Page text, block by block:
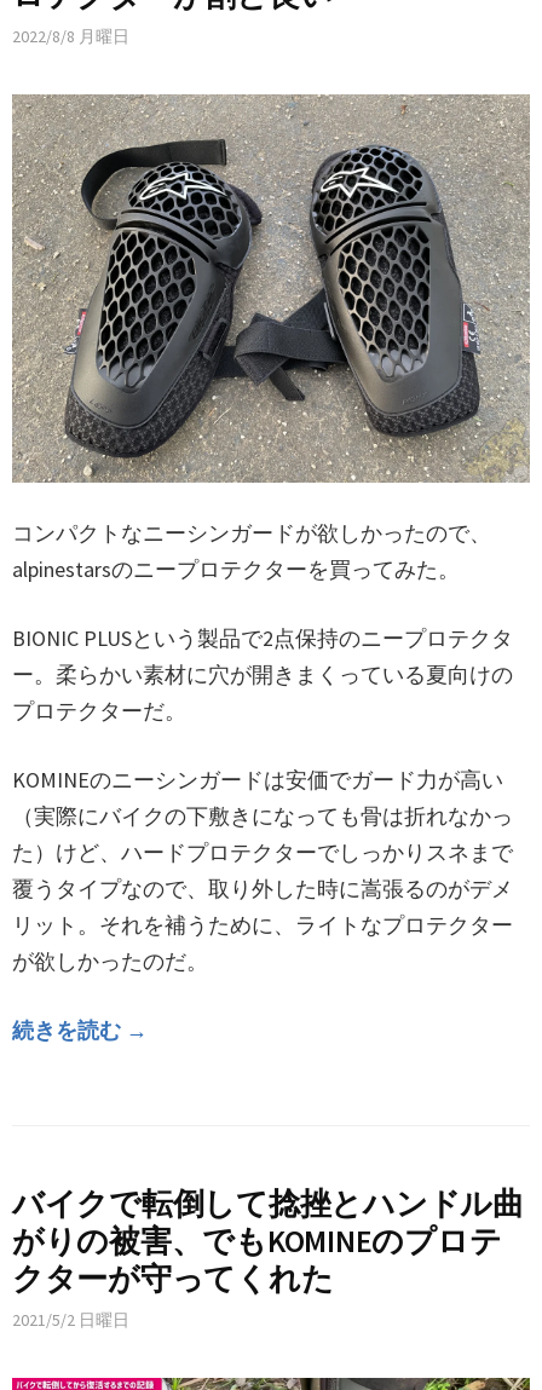
2022/8/8 月曜日
コンパクトなニーシンガードが欲しかったので、
alpinestarsのニープロテクターを買ってみた。
BIONIC PLUSという製品で2点保持のニープロテクタ
ー。柔らかい素材に穴が開きまくっている夏向けの
プロテクターだ。
KOMINEのニーシンガードは安価でガード力が高い
（実際にバイクの下敷きになっても骨は折れなかっ
た）けど、ハードプロテクターでしっかりスネまで
覆うタイプなので、取り外した時に嵩張るのがデメ
リット。それを補うために、ライトなプロテクター
が欲しかったのだ。
続きを読む →
バイクで転倒して捻挫とハンドル曲
がりの被害、でもKOMINEのプロテ
クターが守ってくれた
2021/5/2 日曜日